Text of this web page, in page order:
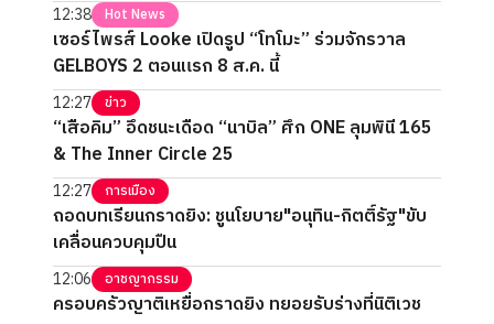
12:38 Hot News
เซอร์ไพรส์ Looke เปิดรูป “โทโมะ” ร่วมจักรวาล
GELBOYS 2 ตอนแรก 8 ส.ค. นี้
12:27 ข่าว
“เสือคิม” อึดชนะเดือด “นาบิล” ศึก ONE ลุมพินี 165
& The Inner Circle 25
12:27 การเมือง
ถอดบทเรียนกราดยิง: ชูนโยบาย"อนุทิน-กิตติ์รัฐ"ขับ
เคลื่อนควบคุมปืน
12:06 อาชญากรรม
ครอบครัวญาติเหยื่อกราดยิง ทยอยรับร่างที่นิติเวช